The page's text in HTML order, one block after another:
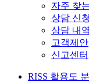
자주 찾
상담 신청
상담 내
고객제안
신고센터
RISS 활용도